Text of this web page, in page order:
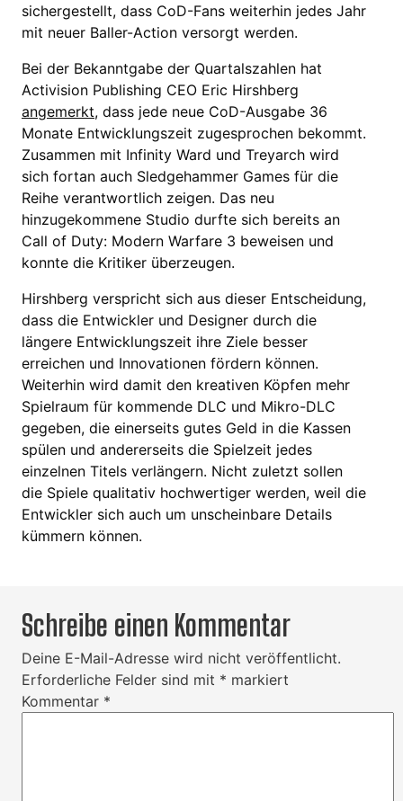
sichergestellt, dass CoD-Fans weiterhin jedes Jahr
mit neuer Baller-Action versorgt werden.
Bei der Bekanntgabe der Quartalszahlen hat
Activision Publishing CEO Eric Hirshberg
angemerkt, dass jede neue CoD-Ausgabe 36
Monate Entwicklungszeit zugesprochen bekommt.
Zusammen mit Infinity Ward und Treyarch wird
sich fortan auch Sledgehammer Games für die
Reihe verantwortlich zeigen. Das neu
hinzugekommene Studio durfte sich bereits an
Call of Duty: Modern Warfare 3 beweisen und
konnte die Kritiker überzeugen.
Hirshberg verspricht sich aus dieser Entscheidung,
dass die Entwickler und Designer durch die
längere Entwicklungszeit ihre Ziele besser
erreichen und Innovationen fördern können.
Weiterhin wird damit den kreativen Köpfen mehr
Spielraum für kommende DLC und Mikro-DLC
gegeben, die einerseits gutes Geld in die Kassen
spülen und andererseits die Spielzeit jedes
einzelnen Titels verlängern. Nicht zuletzt sollen
die Spiele qualitativ hochwertiger werden, weil die
Entwickler sich auch um unscheinbare Details
kümmern können.
Schreibe einen Kommentar
Deine E-Mail-Adresse wird nicht veröffentlicht.
Erforderliche Felder sind mit * markiert
Kommentar *